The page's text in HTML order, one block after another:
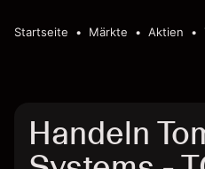
Startseite Märkte Aktien
Handeln